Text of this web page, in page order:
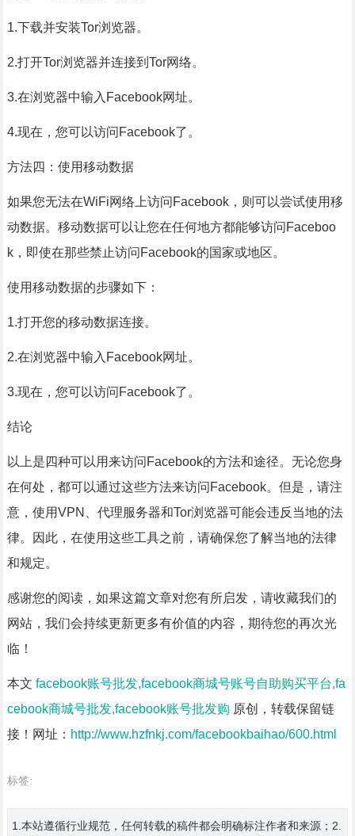
1.下载并安装Tor浏览器。
2.打开Tor浏览器并连接到Tor网络。
3.在浏览器中输入Facebook网址。
4.现在，您可以访问Facebook了。
方法四：使用移动数据
如果您无法在WiFi网络上访问Facebook，则可以尝试使用移
动数据。移动数据可以让您在任何地方都能够访问Faceboo
k，即使在那些禁止访问Facebook的国家或地区。
使用移动数据的步骤如下：
1.打开您的移动数据连接。
2.在浏览器中输入Facebook网址。
3.现在，您可以访问Facebook了。
结论
以上是四种可以用来访问Facebook的方法和途径。无论您身
在何处，都可以通过这些方法来访问Facebook。但是，请注
意，使用VPN、代理服务器和Tor浏览器可能会违反当地的法
律。因此，在使用这些工具之前，请确保您了解当地的法律
和规定。
感谢您的阅读，如果这篇文章对您有所启发，请收藏我们的
网站，我们会持续更新更多有价值的内容，期待您的再次光
临！
本文 facebook账号批发,facebook商城号账号自助购买平台,fa
cebook商城号批发,facebook账号批发购 原创，转载保留链
接！网址： http://www.hzfnkj.com/facebookbaihao/600.html
标签:
1.本站遵循行业规范，任何转载的稿件都会明确标注作者和来源；2.